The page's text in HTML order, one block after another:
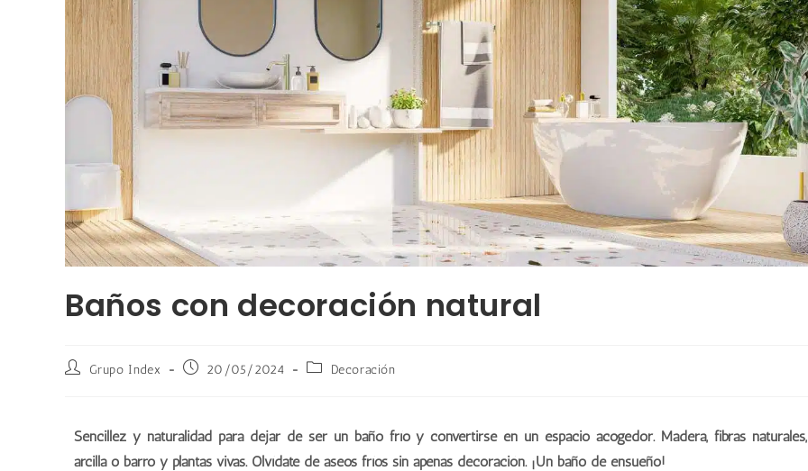
Baños con decoración natural
Grupo Index 20/05/2024 Decoración
Sencillez y naturalidad para dejar de ser un baño frío y convertirse en un espacio acogedor. Madera, fibras naturales,
arcilla o barro y plantas vivas. Olvídate de aseos fríos sin apenas decoración. ¡Un baño de ensueño!